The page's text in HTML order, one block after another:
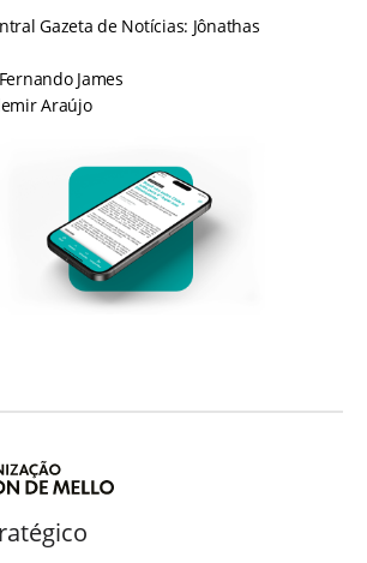
Gazeta de Notícias: Jônathas
James
Araújo